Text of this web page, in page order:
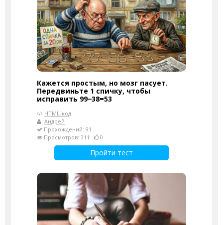
Кажется простым, но мозг пасует.
Передвиньте 1 спичку, чтобы
исправить 99−38=53
HTML-код
Андрей
Прохождений: 91
Просмотров: 311
0
Пройти тест